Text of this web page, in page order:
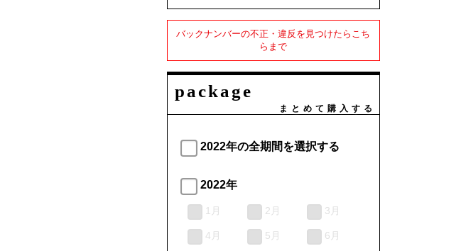
バックナンバーの不正・違反を見つけたらこち
らまで
package
まとめて購入する
2022年の全期間を選択する
2022年
1月 2月 3月
4月 5月 6月